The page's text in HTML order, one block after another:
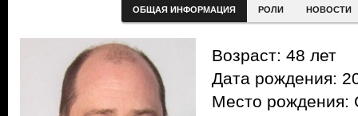
ОБЩАЯ ИНФОРМАЦИЯ РОЛИ НОВОСТИ
Возраст: 48 лет
Дата рождения:
Место